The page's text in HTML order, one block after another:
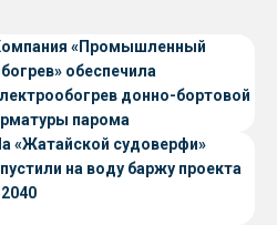
«Промышленный
обеспечила
донно-бортовой
парома
проекта CNF22
«Жатайской судоверфи»
на воду баржу проекта